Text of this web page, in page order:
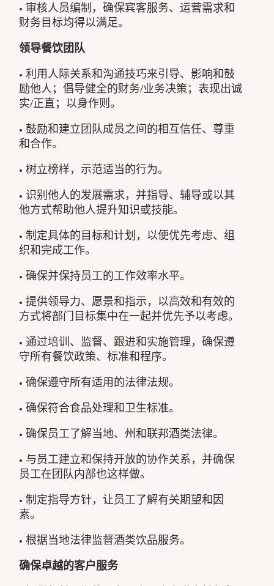
• 审核人员编制，确保宾客服务、运营需求和
财务目标均得以满足。
领导餐饮团队
• 利用人际关系和沟通技巧来引导、影响和鼓
励他人；倡导健全的财务/业务决策；表现出诚
实/正直；以身作则。
• 鼓励和建立团队成员之间的相互信任、尊重
和合作。
• 树立榜样，示范适当的行为。
• 识别他人的发展需求，并指导、辅导或以其
他方式帮助他人提升知识或技能。
• 制定具体的目标和计划，以便优先考虑、组
织和完成工作。
• 确保并保持员工的工作效率水平。
• 提供领导力、愿景和指示，以高效和有效的
方式将部门目标集中在一起并优先予以考虑。
• 通过培训、监督、跟进和实施管理，确保遵
守所有餐饮政策、标准和程序。
• 确保遵守所有适用的法律法规。
• 确保符合食品处理和卫生标准。
• 确保员工了解当地、州和联邦酒类法律。
• 与员工建立和保持开放的协作关系，并确保
员工在团队内部也这样做。
• 制定指导方针，让员工了解有关期望和因
素。
• 根据当地法律监督酒类饮品服务。
确保卓越的客户服务